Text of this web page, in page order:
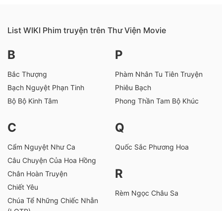
List WIKI Phim truyện trên Thư Viện Movie
B
Bắc Thượng
Bạch Nguyệt Phạn Tinh
Bộ Bộ Kinh Tâm
C
Cẩm Nguyệt Như Ca
Câu Chuyện Của Hoa Hồng
Chân Hoàn Truyện
Chiết Yêu
Chúa Tể Những Chiếc Nhẫn
P
Phàm Nhân Tu Tiên Truyện
Phiêu Bạch
Phong Thần Tam Bộ Khúc
Q
Quốc Sắc Phương Hoa
R
Rèm Ngọc Châu Sa